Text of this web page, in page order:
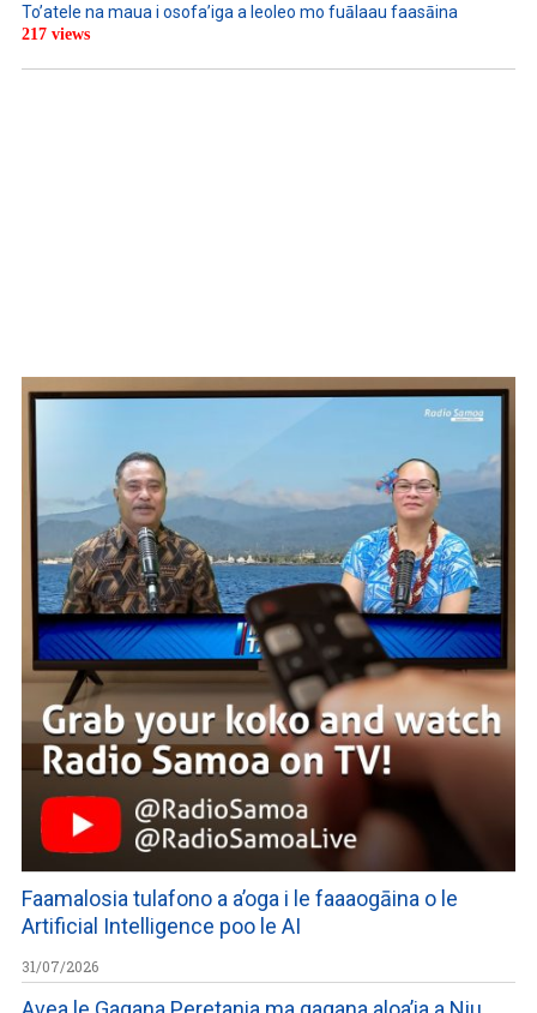
To’atele na maua i osofa’iga a leoleo mo fuālaau faasāina
217 views
Faamalosia tulafono a a’oga i le faaaogāina o le
Artificial Intelligence poo le AI
31/07/2026